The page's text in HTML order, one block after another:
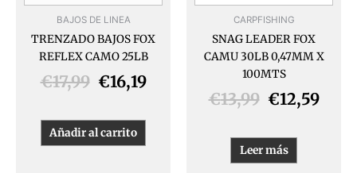
BAJOS DE LINEA
TRENZADO BAJOS FOX
REFLEX CAMO 25LB
€17,99 €16,19
Añadir al carrito
CARPFISHING
SNAG LEADER FOX
CAMU 30LB 0,47MM X
100MTS
€13,99 €12,59
Leer más